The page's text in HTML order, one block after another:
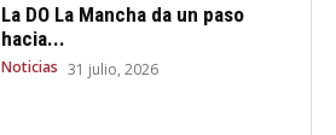
La DO La Mancha da un paso
hacia...
Noticias 31 julio, 2026